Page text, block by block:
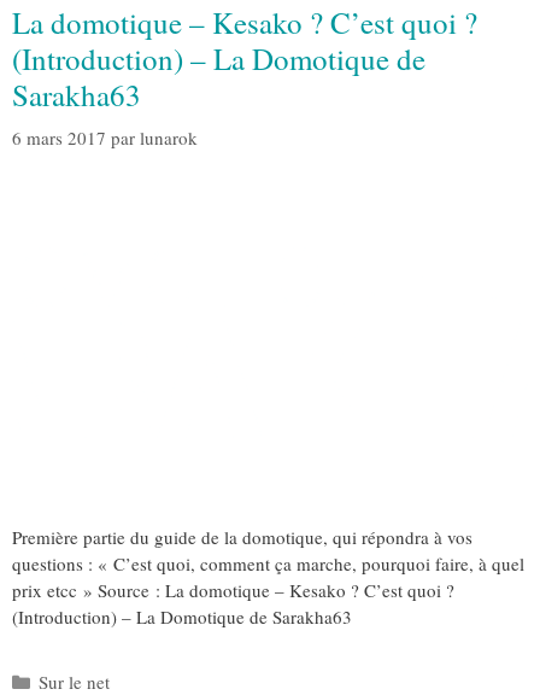
La domotique – Kesako ? C’est quoi ?
(Introduction) – La Domotique de
Sarakha63
6 mars 2017 par lunarok
Première partie du guide de la domotique, qui répondra à vos
questions : « C’est quoi, comment ça marche, pourquoi faire, à quel
prix etcc » Source : La domotique – Kesako ? C’est quoi ?
(Introduction) – La Domotique de Sarakha63
Catégories
Sur le net